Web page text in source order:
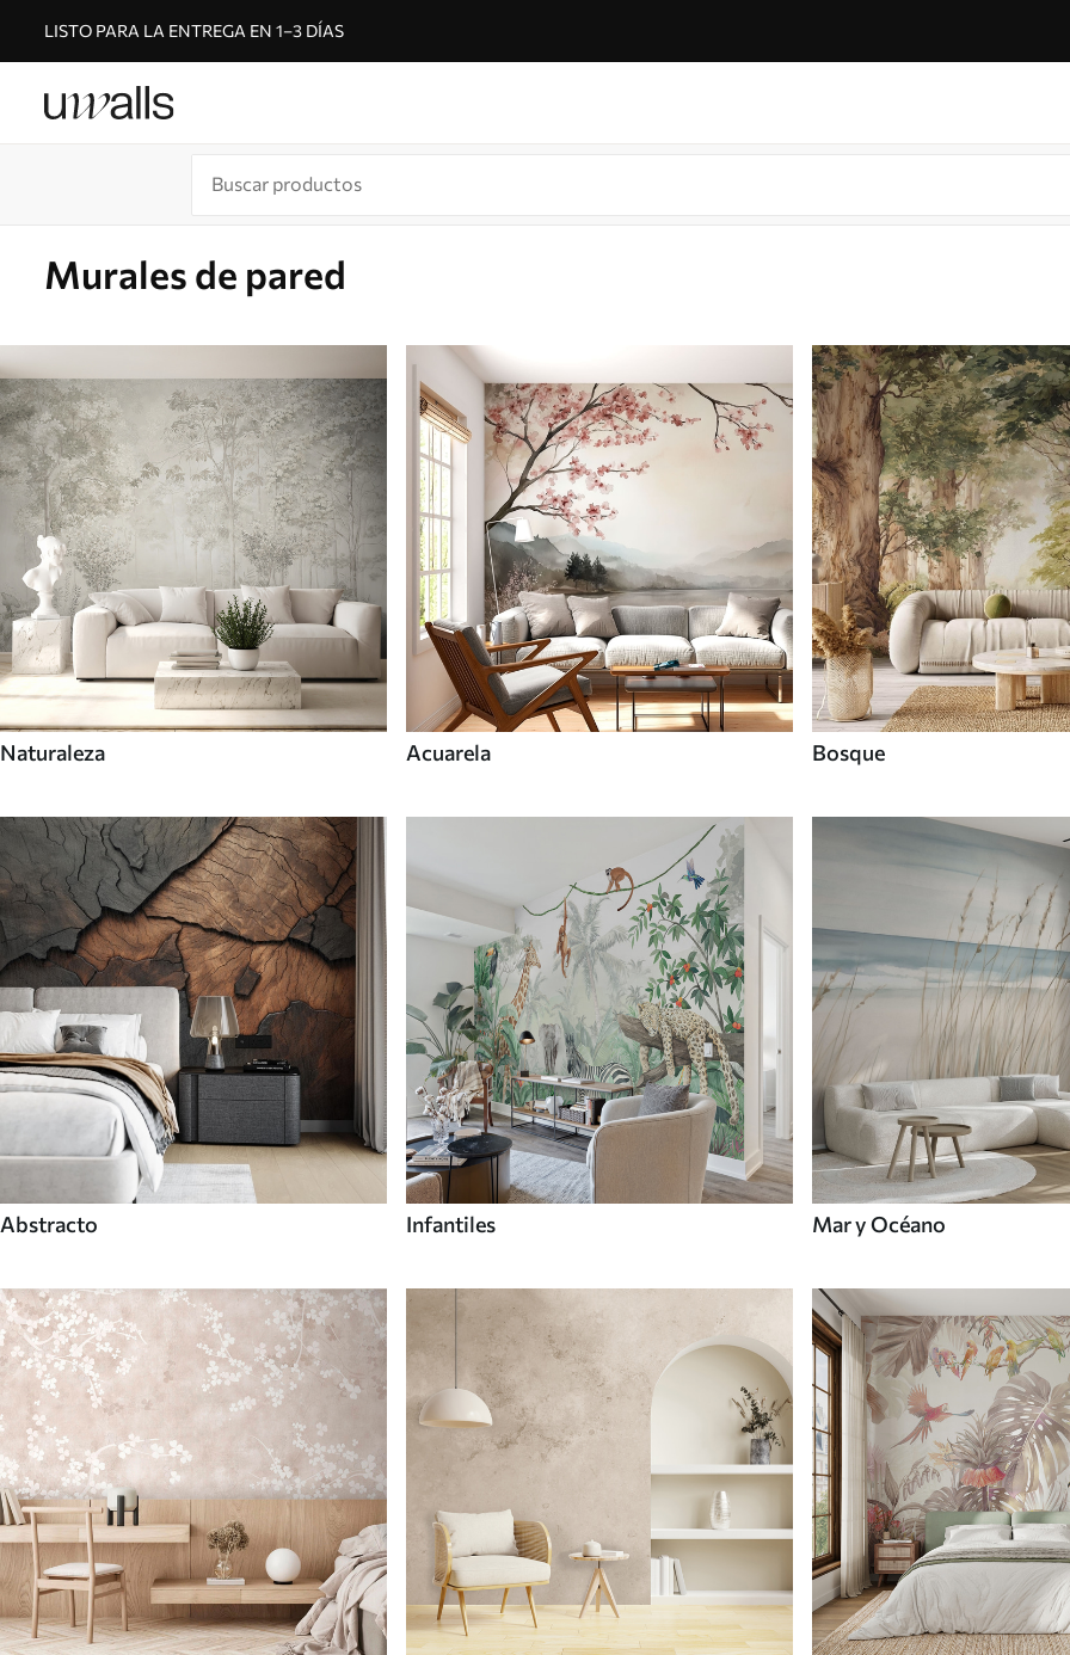
LISTO PARA LA ENTREGA EN 1–3 DÍAS
Murales de pared
Naturaleza Acuarela Bosque
Abstracto Infantiles Mar y Océano